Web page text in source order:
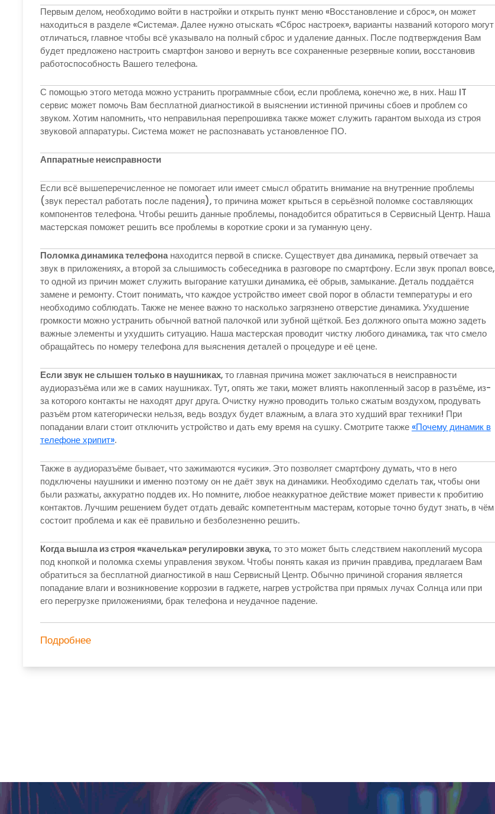
Первым делом, необходимо войти в настройки и открыть пункт меню «Восстановление и сброс», он может
находиться в разделе «Система». Далее нужно отыскать «Сброс настроек», варианты названий которого могут
отличаться, главное чтобы всё указывало на полный сброс и удаление данных. После подтверждения Вам
будет предложено настроить смартфон заново и вернуть все сохраненные резервные копии, восстановив
работоспособность Вашего телефона.
С помощью этого метода можно устранить программные сбои, если проблема, конечно же, в них. Наш IT
сервис может помочь Вам бесплатной диагностикой в выяснении истинной причины сбоев и проблем со
звуком. Хотим напомнить, что неправильная перепрошивка также может служить гарантом выхода из строя
звуковой аппаратуры. Система может не распознавать установленное ПО.
Аппаратные неисправности
Если всё вышеперечисленное не помогает или имеет смысл обратить внимание на внутренние проблемы
(звук перестал работать после падения), то причина может крыться в серьёзной поломке составляющих
компонентов телефона. Чтобы решить данные проблемы, понадобится обратиться в Сервисный Центр. Наша
мастерская поможет решить все проблемы в короткие сроки и за гуманную цену.
Поломка динамика телефонанаходится первой в списке. Существует два динамика, первый отвечает за
звук в приложениях, а второй за слышимость собеседника в разговоре по смартфону. Если звук пропал вовсе,
то одной из причин может служить выгорание катушки динамика, её обрыв, замыкание. Деталь поддаётся
замене и ремонту. Стоит понимать, что каждое устройство имеет свой порог в области температуры и его
необходимо соблюдать. Также не менее важно то насколько загрязнено отверстие динамика. Ухудшение
громкости можно устранить обычной ватной палочкой или зубной щёткой. Без должного опыта можно задеть
важные элементы и ухудшить ситуацию. Наша мастерская проводит чистку любого динамика, так что смело
обращайтесь по номеру телефона для выяснения деталей о процедуре и её цене.
Если звук не слышен только в наушниках, то главная причина может заключаться в неисправности
аудиоразъёма или же в самих наушниках. Тут, опять же таки, может влиять накопленный засор в разъёме, из-
за которого контакты не находят друг друга. Очистку нужно проводить только сжатым воздухом, продувать
разъём ртом категорически нельзя, ведь воздух будет влажным, а влага это худший враг техники! При
попадании влаги стоит отключить устройство и дать ему время на сушку. Смотрите также«Почему динамик в
телефоне хрипит».
Также в аудиоразъёме бывает, что зажимаются «усики». Это позволяет смартфону думать, что в него
подключены наушники и именно поэтому он не даёт звук на динамики. Необходимо сделать так, чтобы они
были разжаты, аккуратно поддев их. Но помните, любое неаккуратное действие может привести к пробитию
контактов. Лучшим решением будет отдать девайс компетентным мастерам, которые точно будут знать, в чём
состоит проблема и как её правильно и безболезненно решить.
Когда вышла из строя «качелька» регулировки звука, то это может быть следствием накоплений мусора
под кнопкой и поломка схемы управления звуком. Чтобы понять какая из причин правдива, предлагаем Вам
обратиться за бесплатной диагностикой в наш Сервисный Центр. Обычно причиной сгорания является
попадание влаги и возникновение коррозии в гаджете, нагрев устройства при прямых лучах Солнца или при
его перегрузке приложениями, брак телефона и неудачное падение.
Подробнее